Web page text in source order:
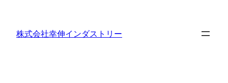
株式会社幸伸インダストリー